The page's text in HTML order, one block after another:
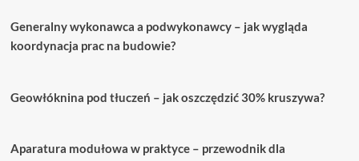
Generalny wykonawca a podwykonawcy – jak wygląda
koordynacja prac na budowie?
Geowłóknina pod tłuczeń – jak oszczędzić 30% kruszywa?
Aparatura modułowa w praktyce – przewodnik dla